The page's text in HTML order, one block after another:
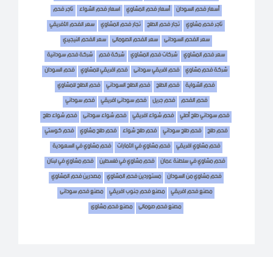
أسعار فحم السودان أسعار فحم المشاوي اسعار فحم الشواء تاجر فحم
تاجر فحم مشاوي تجار فحم الطلح تجار فحم المشاوي سعر الفحم الأفريقي
سعر الفحم السودانى سعر الفحم الصومالى سعر الفحم النيجيري
سعر فحم المشاوي شركات فحم المشاوي شركة فحم شركة فحم سودانية
شركة فحم مشاوي فحم افريقي سودانى فحم افريقي للمشاوي فحم السودان
فحم الشواية فحم الطلح فحم الطلح السوداني فحم الطلح للمشاوي
فحم الفحم فحم جريل فحم سودانى افريقي فحم سوداني
فحم سوداني طلح أصلي فحم شواء افريقي فحم شواء سودانى فحم شواء طلح
فحم طلح فحم طلح سوداني فحم طلح شواء فحم طلح مشاوي فحم كوستي
فحم مشاوي افريقي فحم مشاوي في الأمارات فحم مشاوي في السعودية
فحم مشاوي في سلطنة عمان فحم مشاوي في فلسطين فحم مشاوي في لبنان
فحم مشاوي من السودان مستوردين فحم المشاوي مصدرين فحم المشاوي
مصنع فحم افريقي مصنع فحم جنوب افريقي مصنع فحم سودانى
مصنع فحم صومالى مصنع فحم مشاوى